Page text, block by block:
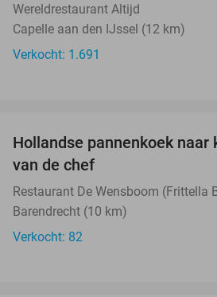
Wereldrestaurant Altijd
Capelle aan den IJssel (12 km)
Verkocht: 1.691
Hollandse pannenkoek naar
van de chef
Restaurant De Wensboom (Frittella
Barendrecht (10 km)
Verkocht: 82